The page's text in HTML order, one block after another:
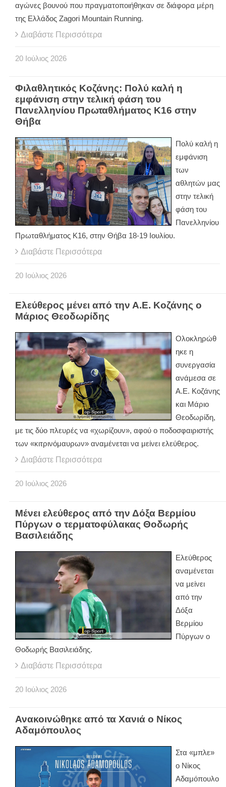
αγώνες βουνού που πραγματοποιήθηκαν σε διάφορα μέρη
της Ελλάδος Zagori Mountain Running.
Διαβάστε Περισσότερα
20 Ιούλιος 2026
Φιλαθλητικός Κοζάνης: Πολύ καλή η
εμφάνιση στην τελική φάση του
Πανελληνίου Πρωταθλήματος Κ16 στην
Θήβα
Πολύ καλή η
εμφάνιση
των
αθλητών μας
στην τελική
φάση του
Πανελληνίου
Πρωταθλήματος Κ16, στην Θήβα 18-19 Ιουλίου.
Διαβάστε Περισσότερα
20 Ιούλιος 2026
Ελεύθερος μένει από την Α.Ε. Κοζάνης ο
Μάριος Θεοδωρίδης
Ολοκληρώθ
ηκε η
συνεργασία
ανάμεσα σε
Α.Ε. Κοζάνης
και Μάριο
Θεοδωρίδη,
με τις δύο πλευρές να «χωρίζουν», αφού ο ποδοσφαιριστής
των «κιτρινόμαυρων» αναμένεται να μείνει ελεύθερος.
Διαβάστε Περισσότερα
20 Ιούλιος 2026
Μένει ελεύθερος από την Δόξα Βερμίου
Πύργων ο τερματοφύλακας Θοδωρής
Βασιλειάδης
Ελεύθερος
αναμένεται
να μείνει
από την
Δόξα
Βερμίου
Πύργων ο
Θοδωρής Βασιλειάδης.
Διαβάστε Περισσότερα
20 Ιούλιος 2026
Ανακοινώθηκε από τα Χανιά ο Νίκος
Αδαμόπουλος
Στα «μπλε»
ο Νίκος
Αδαμόπουλο